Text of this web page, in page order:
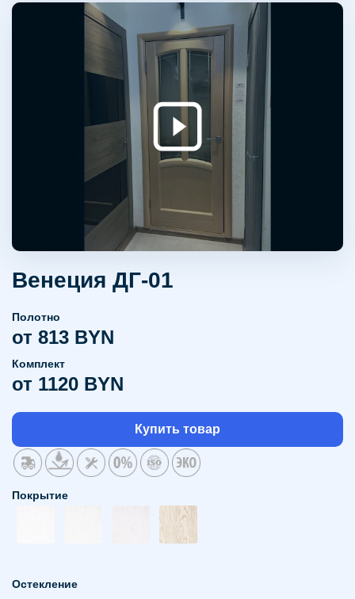
Венеция ДГ-01
Полотно
от 813 BYN
Комплект
от 1120 BYN
Купить товар
Покрытие
Остекление